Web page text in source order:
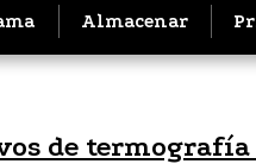
Almacenar
de